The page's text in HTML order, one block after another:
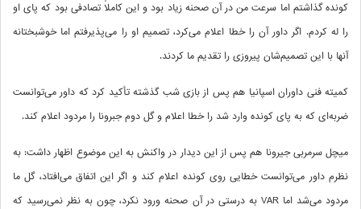
کونده گذاشتم اما سرعت من در آن صحنه زیاد بود و این کاملاً تصادفی بود که پای او
را له کردم. اگر داور آن را خطا اعلام می‌کرد، تصمیم او را می‌پذیرفتم اما خوشبختانه
آنها با این تصمیم‌شان پیروزی را تقدیم ما کردند.
کمیته فنی داوران اسپانیا هم پس از بازی شب گذشته تأکید کرد که داور می‌توانست
ضربه‌ای که به پای کونده وارد شد را خطا اعلام و گل دوم جبرونا را مردود اعلام کند.
میچل سرمربی جیرونا هم پس از این دیدار در واکنش به این موضوع اظهار داشت: به
نظرم داور می‌توانست خطایی روی کونده اعلام کند و اگر این اتفاق می‌افتاد، گل ما
مردود می‌شد اما VAR به درستی در آن صحنه ورود نکرد، چون به نظر نمی‌رسید که